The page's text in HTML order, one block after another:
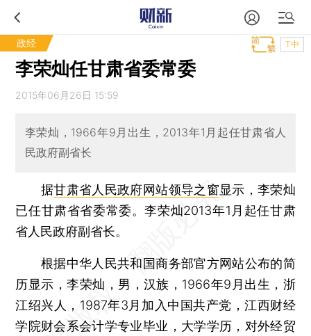
政经 T中
李荣灿任甘肃省委常委
2015年06月26日 15:59
李荣灿，1966年9月出生，2013年1月起任甘肃省人
民政府副省长
据甘肃省人民政府网站领导之窗显示，李荣灿
已任甘肃省省委常委。李荣灿2013年1月起任甘肃
省人民政府副省长。
根据中华人民共和国商务部官方网站公布的简
历显示，李荣灿，男，汉族，1966年9月出生，浙
江绍兴人，1987年3月加入中国共产党，江西财经
学院财会系会计学专业毕业，大学学历，对外经贸